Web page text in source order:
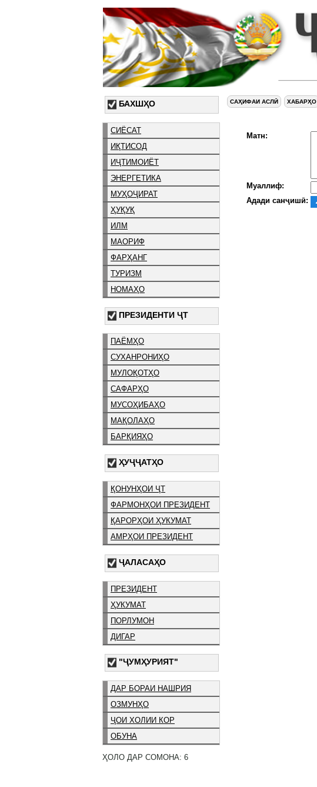
БАХШҲО
СИЁСАТ
ИҚТИСОД
ИҶТИМОИЁТ
ЭНЕРГЕТИКА
МУҲОҶИРАТ
ҲУҚУҚ
ИЛМ
МАОРИФ
ФАРҲАНГ
ТУРИЗМ
НОМАҲО
ПРЕЗИДЕНТИ ҶТ
ПАЁМҲО
СУХАНРОНИҲО
МУЛОҚОТҲО
САФАРҲО
МУСОҲИБАҲО
МАҚОЛАҲО
БАРҚИЯҲО
ҲУҶҶАТҲО
ҚОНУНҲОИ ҶТ
ФАРМОНҲОИ ПРЕЗИДЕНТ
ҚАРОРҲОИ ҲУКУМАТ
АМРҲОИ ПРЕЗИДЕНТ
ҶАЛАСАҲО
ПРЕЗИДЕНТ
ҲУКУМАТ
ПОРЛУМОН
ДИГАР
"ҶУМҲУРИЯТ"
ДАР БОРАИ НАШРИЯ
ОЗМУНҲО
ҶОИ ХОЛИИ КОР
ОБУНА
ҲОЛО ДАР СОМОНА: 6
САҲИФАИ АСЛӢ ХАБАРҲО
Матн:
Муаллиф:
Адади санҷишӣ: